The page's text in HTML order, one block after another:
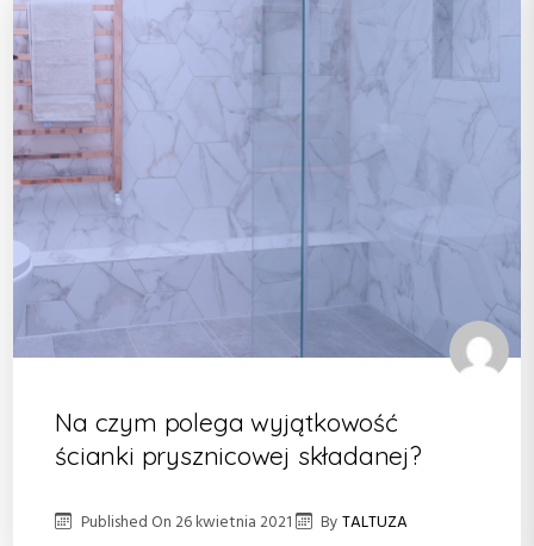
Na czym polega wyjątkowość
ścianki prysznicowej składanej?
Published On26 kwietnia 2021 ByTALTUZA